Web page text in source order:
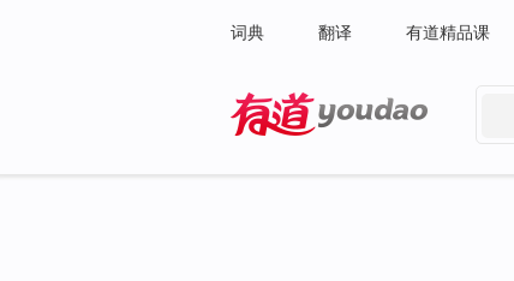
词典 翻译 有道精品课